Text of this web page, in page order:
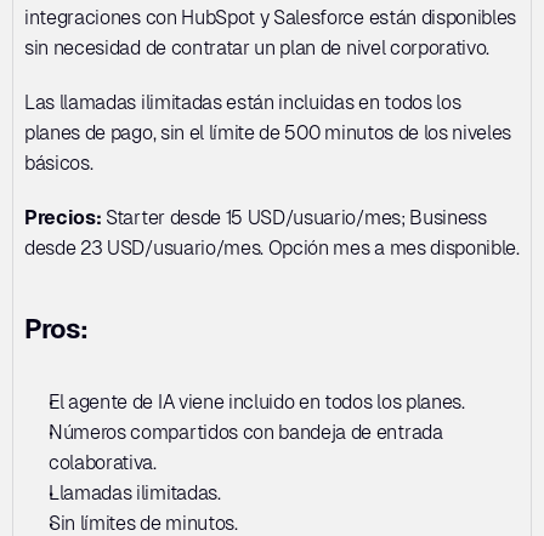
integraciones con HubSpot y Salesforce están disponibles
sin necesidad de contratar un plan de nivel corporativo.
Las llamadas ilimitadas están incluidas en todos los
planes de pago, sin el límite de 500 minutos de los niveles
básicos.
Precios: Starter desde 15 USD/usuario/mes; Business
desde 23 USD/usuario/mes. Opción mes a mes disponible.
Pros:
El agente de IA viene incluido en todos los planes.
Números compartidos con bandeja de entrada
colaborativa.
Llamadas ilimitadas.
Sin límites de minutos.